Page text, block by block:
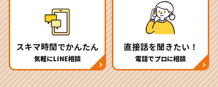
スキマ時間でかんたん
気軽にLINE相談
直接話を聞きたい！
電話でプロに相談